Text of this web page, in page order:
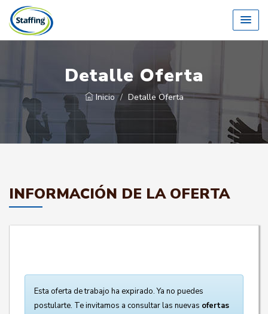
Detalle Oferta
Inicio Detalle Oferta
INFORMACIÓN DE LA OFERTA
Esta oferta de trabajo ha expirado. Ya no puedes
postularte. Te invitamos a consultar las nuevas ofertas